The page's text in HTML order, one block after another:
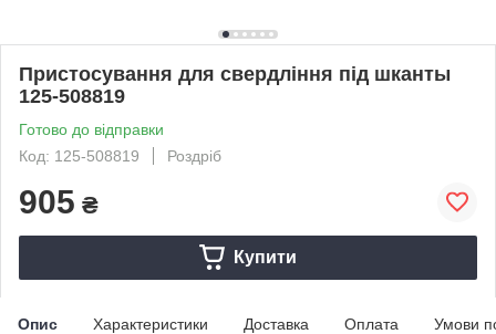
Пристосування для свердління під шканты
125-508819
Готово до відправки
Код: 125-508819
Роздріб
905 ₴
Купити
Опис Характеристики Доставка Оплата Умови